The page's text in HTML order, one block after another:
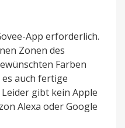
App erforderlich.
Zonen des
Farben
auch fertige
gibt kein Apple
Alexa oder Google